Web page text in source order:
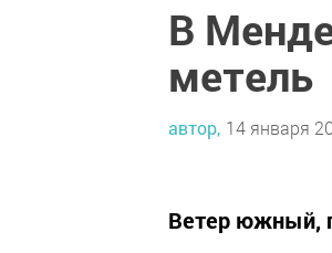
В
метель
автор, 14 января
Ветер южный,